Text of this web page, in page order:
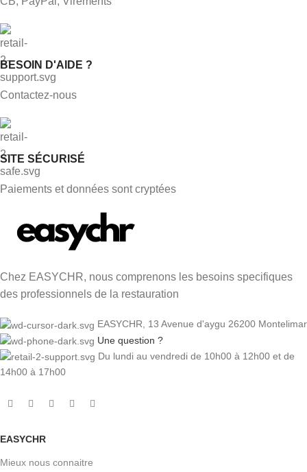
BESOIN D'AIDE ?
Contactez-nous
SITE SÉCURISÉ
Paiements et données sont cryptées
Chez EASYCHR, nous comprenons les besoins specifiques
des professionnels de la restauration
EASYCHR, 13 Avenue d'aygu 26200 Montelimar
Une question ?
Du lundi au vendredi de 10h00 à 12h00 et de
14h00 à 17h00
EASYCHR
Mieux nous connaitre